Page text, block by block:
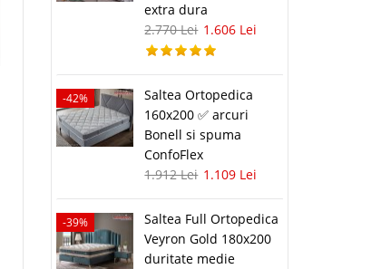
extra dura
2.770 Lei 1.606 Lei
-42%
Saltea Ortopedica
160x200 ✅ arcuri
Bonell si spuma
ConfoFlex
1.912 Lei 1.109 Lei
-39%
Saltea Full Ortopedica
Veyron Gold 180x200
duritate medie